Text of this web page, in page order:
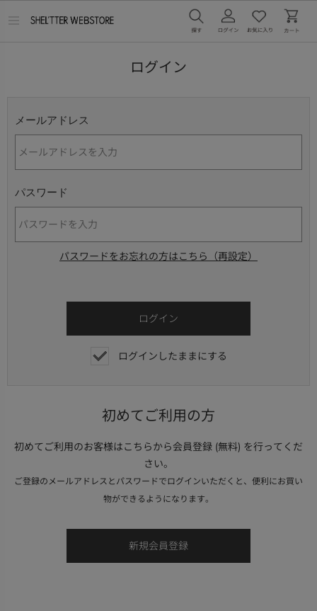
ログイン
メールアドレス
パスワード
パスワードをお忘れの方はこちら（再設定）
ログインしたままにする
初めてご利用の方
初めてご利用のお客様はこちらから会員登録 (無料) を行ってくだ
さい。
ご登録のメールアドレスとパスワードでログインいただくと、便利にお買い
物ができるようになります。